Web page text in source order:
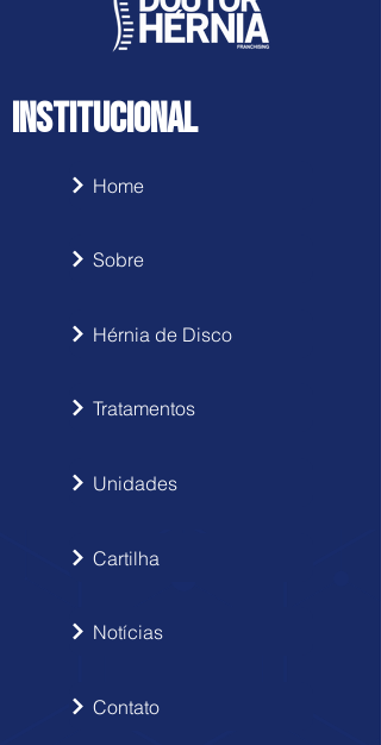
Home
Sobre
Hérnia de Disco
Tratamentos
Unidades
Cartilha
Notícias
Contato
INSTITUCIONAL